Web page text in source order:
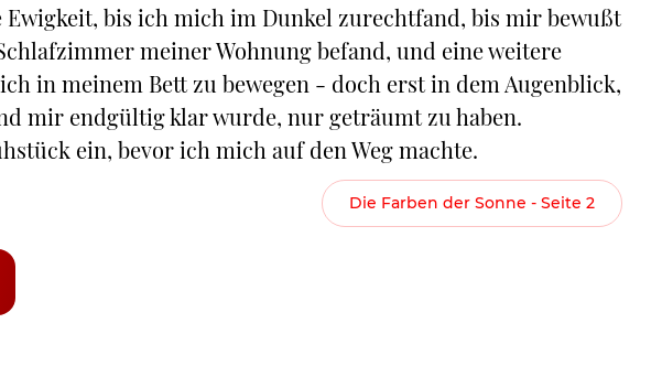
Ewigkeit, bis ich mich im Dunkel zurechtfand, bis mir bewußt
meiner Wohnung befand, und eine weitere
in meinem Bett zu bewegen - doch erst in dem Augenblick,
mir endgültig klar wurde, nur geträumt zu haben.
ein, bevor ich mich auf den Weg machte.
Die Farben der Sonne - Seite 2